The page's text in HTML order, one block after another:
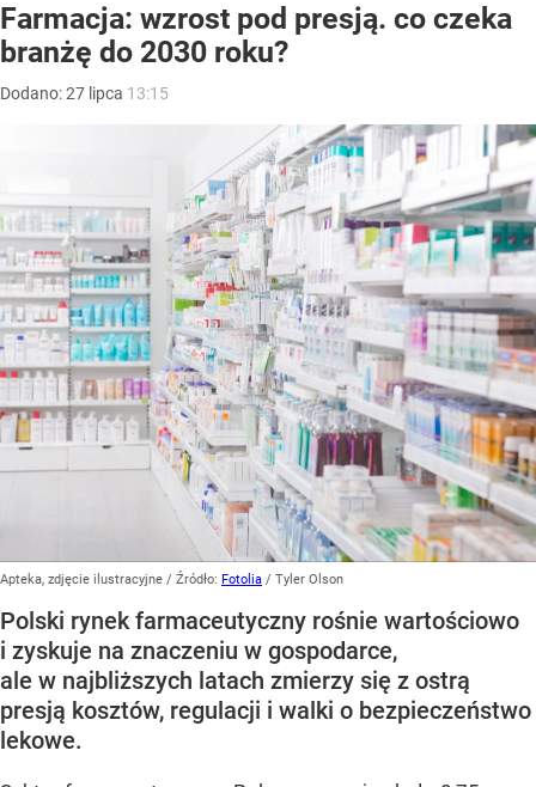
Farmacja: wzrost pod presją. co czeka
branżę do 2030 roku?
Dodano:27 lipca 13:15
Apteka, zdjęcie ilustracyjne / Źródło: Fotolia / Tyler Olson
Polski rynek farmaceutyczny rośnie wartościowo
i zyskuje na znaczeniu w gospodarce,
ale w najbliższych latach zmierzy się z ostrą
presją kosztów, regulacji i walki o bezpieczeństwo
lekowe.